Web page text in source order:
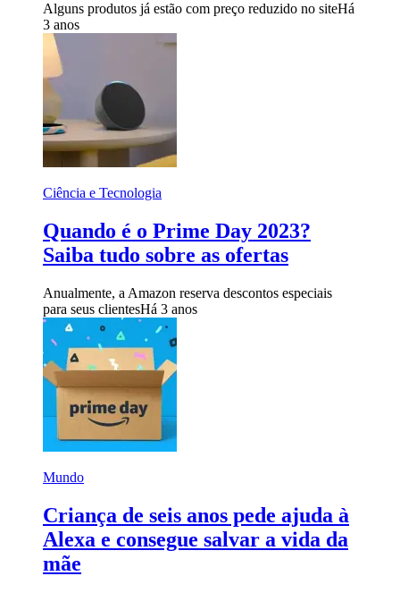
Alguns produtos já estão com preço reduzido no siteHá
3 anos
Ciência e Tecnologia
Quando é o Prime Day 2023?
Saiba tudo sobre as ofertas
Anualmente, a Amazon reserva descontos especiais
para seus clientesHá 3 anos
Mundo
Criança de seis anos pede ajuda à
Alexa e consegue salvar a vida da
mãe